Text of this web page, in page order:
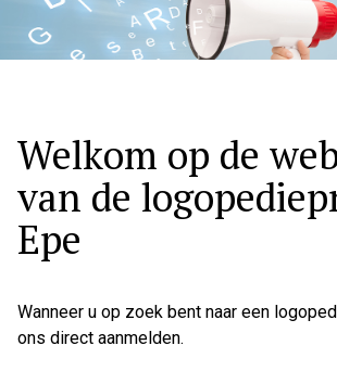
Welkom op de
van de
Epe
Wanneer u op zoek bent naar een
ons direct aanmelden.